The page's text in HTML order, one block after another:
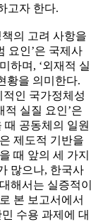
고자 한다.
의 고려 사항을
요인’은 국제사
하며, ‘외재적 실
황을 의미한다.
적인 국가정체성
적 실질 요인’은
공동체의 일원
제도적 기반을
때 앞의 세 가지
많으나, 한국사
해서는 실증적이
본 보고서에서
수용 과제에 대